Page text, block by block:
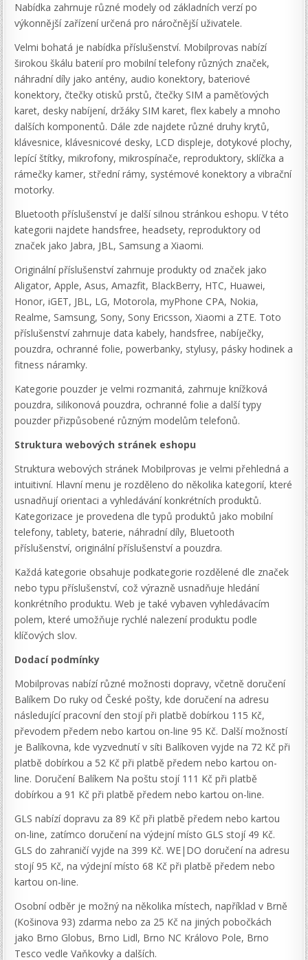
Nabídka zahrnuje různé modely od základních verzí po
výkonnější zařízení určená pro náročnější uživatele.
Velmi bohatá je nabídka příslušenství. Mobilprovas nabízí
širokou škálu baterií pro mobilní telefony různých značek,
náhradní díly jako antény, audio konektory, bateriové
konektory, čtečky otisků prstů, čtečky SIM a paměťových
karet, desky nabíjení, držáky SIM karet, flex kabely a mnoho
dalších komponentů. Dále zde najdete různé druhy krytů,
klávesnice, klávesnicové desky, LCD displeje, dotykové plochy,
lepící štítky, mikrofony, mikrospínače, reproduktory, sklíčka a
rámečky kamer, střední rámy, systémové konektory a vibrační
motorky.
Bluetooth příslušenství je další silnou stránkou eshopu. V této
kategorii najdete handsfree, headsety, reproduktory od
značek jako Jabra, JBL, Samsung a Xiaomi.
Originální příslušenství zahrnuje produkty od značek jako
Aligator, Apple, Asus, Amazfit, BlackBerry, HTC, Huawei,
Honor, iGET, JBL, LG, Motorola, myPhone CPA, Nokia,
Realme, Samsung, Sony, Sony Ericsson, Xiaomi a ZTE. Toto
příslušenství zahrnuje data kabely, handsfree, nabíječky,
pouzdra, ochranné folie, powerbanky, stylusy, pásky hodinek a
fitness náramky.
Kategorie pouzder je velmi rozmanitá, zahrnuje knížková
pouzdra, silikonová pouzdra, ochranné folie a další typy
pouzder přizpůsobené různým modelům telefonů.
Struktura webových stránek eshopu
Struktura webových stránek Mobilprovas je velmi přehledná a
intuitivní. Hlavní menu je rozděleno do několika kategorií, které
usnadňují orientaci a vyhledávání konkrétních produktů.
Kategorizace je provedena dle typů produktů jako mobilní
telefony, tablety, baterie, náhradní díly, Bluetooth
příslušenství, originální příslušenství a pouzdra.
Každá kategorie obsahuje podkategorie rozdělené dle značek
nebo typu příslušenství, což výrazně usnadňuje hledání
konkrétního produktu. Web je také vybaven vyhledávacím
polem, které umožňuje rychlé nalezení produktu podle
klíčových slov.
Dodací podmínky
Mobilprovas nabízí různé možnosti dopravy, včetně doručení
Balíkem Do ruky od České pošty, kde doručení na adresu
následující pracovní den stojí při platbě dobírkou 115 Kč,
převodem předem nebo kartou on-line 95 Kč. Další možností
je Balíkovna, kde vyzvednutí v síti Balíkoven vyjde na 72 Kč při
platbě dobírkou a 52 Kč při platbě předem nebo kartou on-
line. Doručení Balíkem Na poštu stojí 111 Kč při platbě
dobírkou a 91 Kč při platbě předem nebo kartou on-line.
GLS nabízí dopravu za 89 Kč při platbě předem nebo kartou
on-line, zatímco doručení na výdejní místo GLS stojí 49 Kč.
GLS do zahraničí vyjde na 399 Kč. WE|DO doručení na adresu
stojí 95 Kč, na výdejní místo 68 Kč při platbě předem nebo
kartou on-line.
Osobní odběr je možný na několika místech, například v Brně
(Košinova 93) zdarma nebo za 25 Kč na jiných pobočkách
jako Brno Globus, Brno Lidl, Brno NC Královo Pole, Brno
Tesco vedle Vaňkovky a dalších.